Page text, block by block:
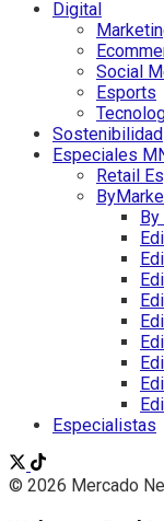
Digital
Social
Esports
Sostenibilidad
Especiales
Retail
Especialistas
© 2026 Mercado